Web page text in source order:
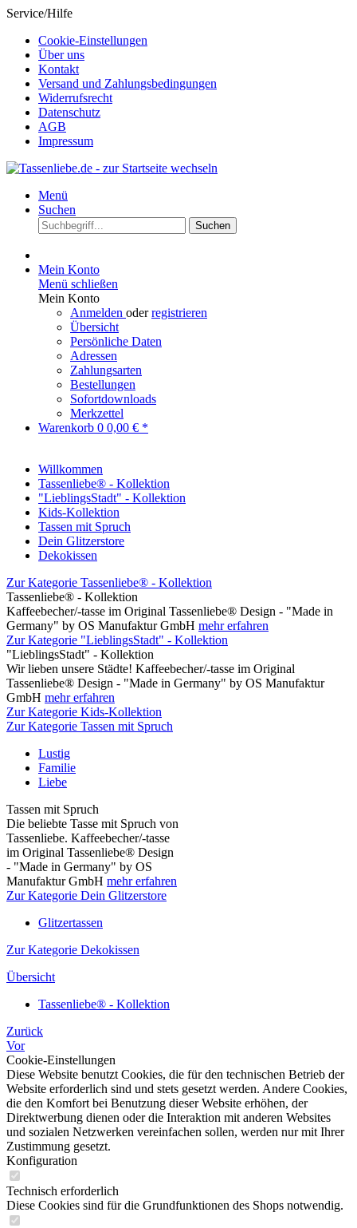
Service/Hilfe
Cookie-Einstellungen
Über uns
Kontakt
Versand und Zahlungsbedingungen
Widerrufsrecht
Datenschutz
AGB
Impressum
Menü
Suchen
Suchen
Mein Konto
Menü schließen
Mein Konto
Anmelden oderregistrieren
Übersicht
Persönliche Daten
Adressen
Zahlungsarten
Bestellungen
Sofortdownloads
Merkzettel
Warenkorb 0 0,00 € *
Willkommen
Tassenliebe® - Kollektion
"LieblingsStadt" - Kollektion
Kids-Kollektion
Tassen mit Spruch
Dein Glitzerstore
Dekokissen
Zur Kategorie Tassenliebe® - Kollektion
Tassenliebe® - Kollektion
Kaffeebecher/-tasse im Original Tassenliebe® Design - "Made in
Germany" by OS Manufaktur GmbH mehr erfahren
Zur Kategorie "LieblingsStadt" - Kollektion
"LieblingsStadt" - Kollektion
Wir lieben unsere Städte! Kaffeebecher/-tasse im Original
Tassenliebe® Design - "Made in Germany" by OS Manufaktur
GmbH mehr erfahren
Zur Kategorie Kids-Kollektion
Zur Kategorie Tassen mit Spruch
Lustig
Familie
Liebe
Tassen mit Spruch
Die beliebte Tasse mit Spruch von
Tassenliebe. Kaffeebecher/-tasse
im Original Tassenliebe® Design
- "Made in Germany" by OS
Manufaktur GmbH mehr erfahren
Zur Kategorie Dein Glitzerstore
Glitzertassen
Zur Kategorie Dekokissen
Übersicht
Tassenliebe® - Kollektion
Zurück
Vor
Cookie-Einstellungen
Diese Website benutzt Cookies, die für den technischen Betrieb der
Website erforderlich sind und stets gesetzt werden. Andere Cookies,
die den Komfort bei Benutzung dieser Website erhöhen, der
Direktwerbung dienen oder die Interaktion mit anderen Websites
und sozialen Netzwerken vereinfachen sollen, werden nur mit Ihrer
Zustimmung gesetzt.
Konfiguration
Technisch erforderlich
Diese Cookies sind für die Grundfunktionen des Shops notwendig.